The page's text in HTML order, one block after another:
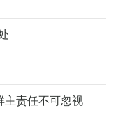
主责任不可忽视